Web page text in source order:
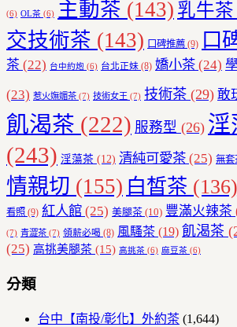
(6) OL茶 (6) 主動茶 (143) 乳牛茶
交技術茶 (143) 口碑推薦 (9) 口
茶 (22) 台中約炮 (6) 台北正妹 (8) 嬌小茶 (24)
(23) 惹火嫵媚茶 (7) 技術女王 (7) 技術茶 (29) 敢
飢渴茶 (222) 服務型 (26) 淫
(243) 淫蕩茶 (12) 清純可愛茶 (25) 無套
情親切 (155) 白皙茶 (136)
看照 (9) 紅人館 (25) 美腿茶 (10) 豐滿火辣茶
(7) 青澀茶 (7) 領薪必喝 (8) 風騷茶 (19) 飢渴茶
(25) 高挑美腿茶 (15) 高挑茶 (6) 麻豆茶 (6)
分類
台中【南投/彰化】外約茶 (1,644)